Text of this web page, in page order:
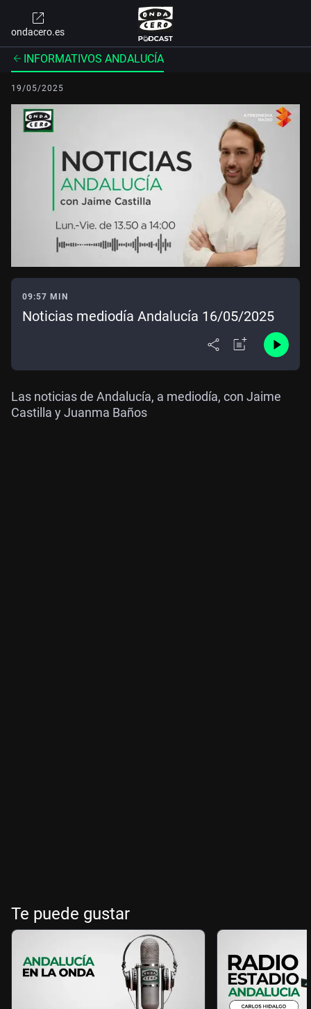
ondacero.es
INFORMATIVOS ANDALUCÍA
19/05/2025
09:57 MIN
Noticias mediodía Andalucía 16/05/2025
Las noticias de Andalucía, a mediodía, con Jaime
Castilla y Juanma Baños
Te puede gustar